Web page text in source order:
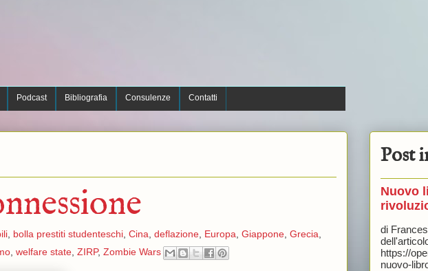
Podcast Bibliografia Consulenze Contatti
, bolla prestiti studenteschi, Cina deflazione, Europa Giappone, Grecia
, welfare state, ZIRP, Zombie Wars
Post
Nuovo
di
https://
nuovo-